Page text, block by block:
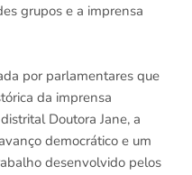
grupos e a imprensa
por parlamentares que
da imprensa
Doutora Jane, a
democrático e um
desenvolvido pelos